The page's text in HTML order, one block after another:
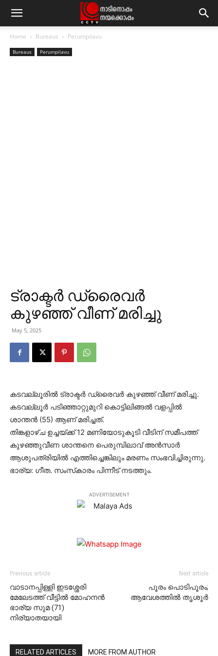
Home Bureaus Perumpilavu
Bureaus Perumpilavu
ട്രാക്ടര്‍ ഡ്രൈവര്‍
കുഴഞ്ഞ് വീണ് മരിച്ചു
May 5, 2025
കടവല്ലൂരില്‍ ട്രാക്ടര്‍ ഡ്രൈവര്‍ കുഴഞ്ഞ് വീണ് മരിച്ചു.
കടവല്ലൂര്‍ പടിഞ്ഞാറ്റുമുറി കൊട്ടിലിങ്ങല്‍ വളപ്പില്‍
ശാന്തന്‍ (55) ആണ് മരിച്ചത്.
തിങ്കളാഴ്ച ഉച്ചയ്ക്ക് 12 മണിയോടുകൂടി വീടിന് സമീപത്ത്
കുഴഞ്ഞുവീണ ശാന്തനെ പെരുമ്പിലാവ് അന്‍സാര്‍
ആശുപത്രിയില്‍ എത്തിച്ചെങ്കിലും മരണം സംഭവിച്ചിരുന്നു.
ഭാര്യ: ഗീത. സംസ്‌കാരം പിന്നീട് നടത്തും.
ADVERTISEMENT
Previous article
വാടാനപ്പിള്ളി ഇടശ്ശേരി
മേലേടത്ത് വീട്ടില്‍ മോഹനന്‍
ഭാര്യ സുമ (71)
നിര്യാതയായി
Next article
പൂരം പൊടിപൂരം;
ആവേശത്തിൽ തൃശൂർ
RELATED ARTICLES MORE FROM AUTHOR